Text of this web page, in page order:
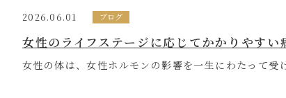
2026.06.01 ブログ
女性のライフステージに応じてかかりやすい
女性の体は、女性ホルモンの影響を一生にわたって